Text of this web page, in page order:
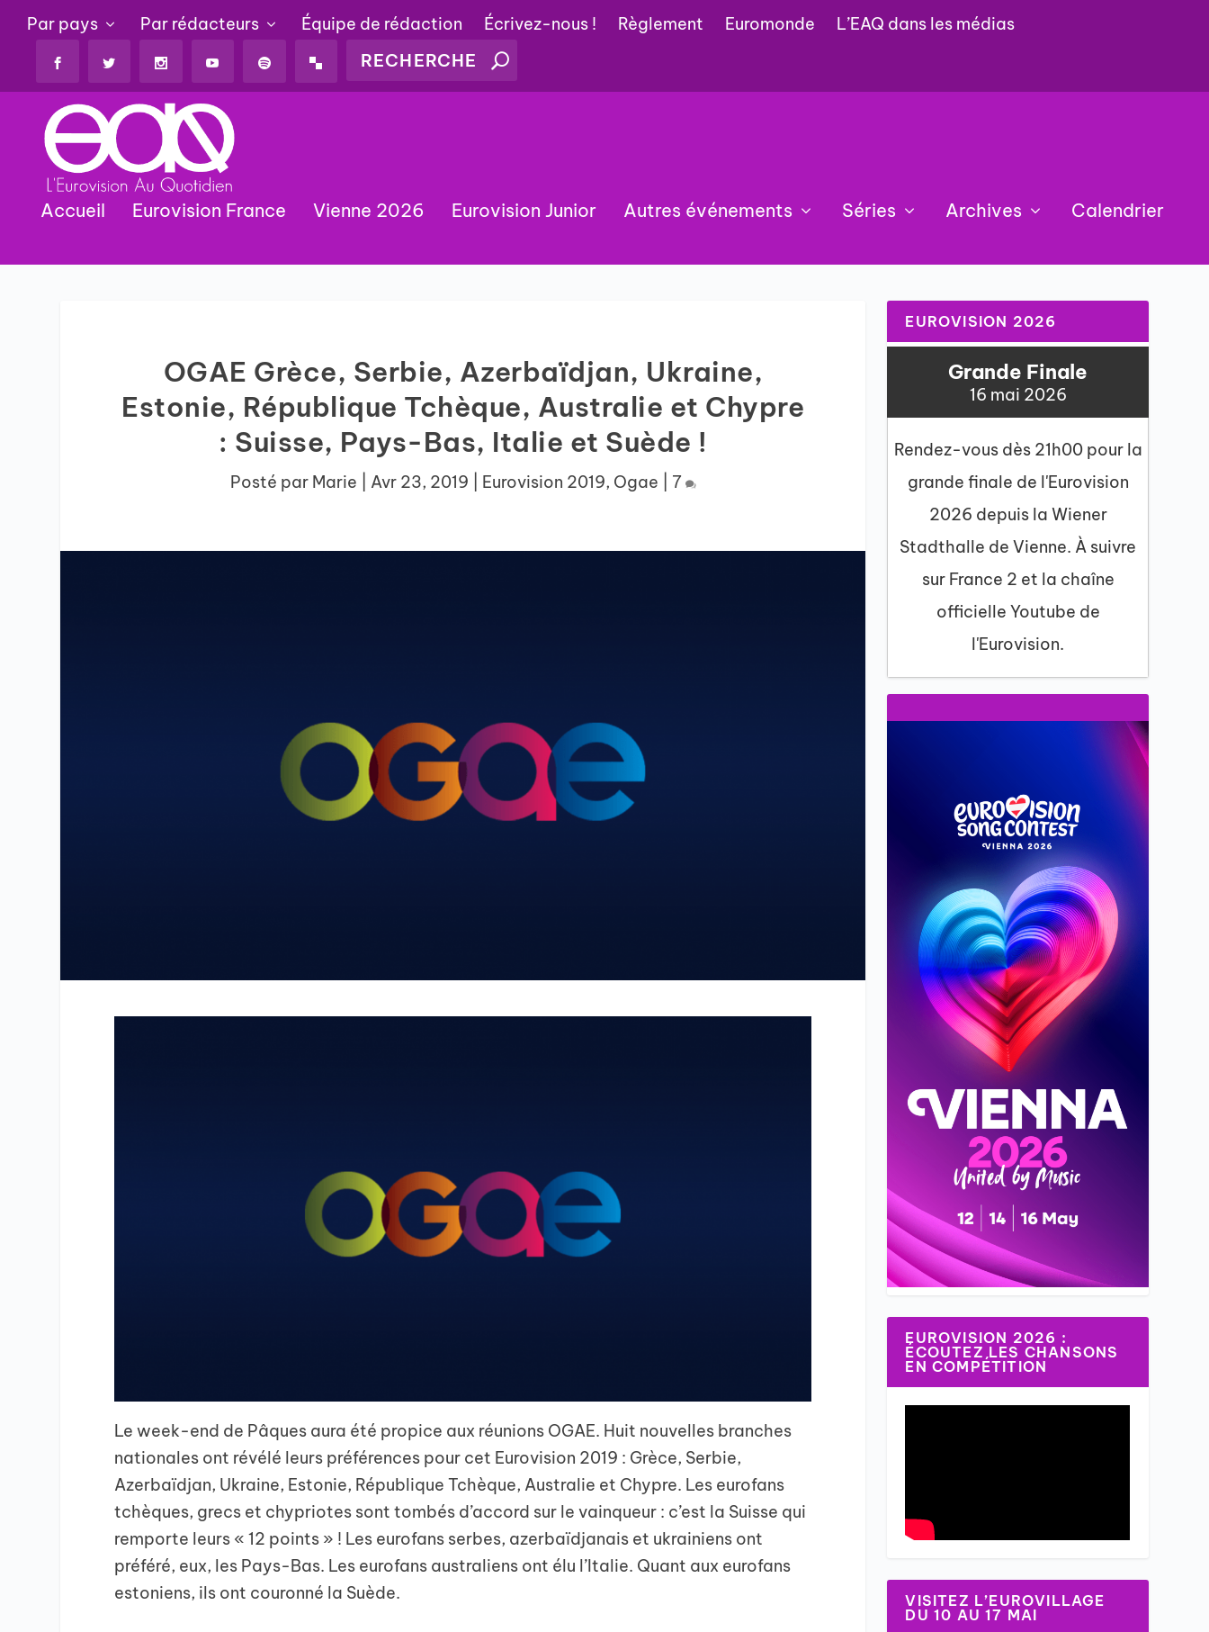
Par pays Par rédacteurs Équipe de rédaction Écrivez-nous ! Règlement Euromonde L’EAQ dans les médias
Accueil Eurovision France Vienne 2026 Eurovision Junior Autres événements Séries Archives Calendrier
OGAE Grèce, Serbie, Azerbaïdjan, Ukraine,
Estonie, République Tchèque, Australie et Chypre
: Suisse, Pays-Bas, Italie et Suède !
Posté par Marie Avr 23, 2019 Eurovision 2019, Ogae 7
Le week-end de Pâques aura été propice aux réunions OGAE. Huit nouvelles branches
nationales ont révélé leurs préférences pour cet Eurovision 2019 : Grèce, Serbie,
Azerbaïdjan, Ukraine, Estonie, République Tchèque, Australie et Chypre. Les eurofans
tchèques, grecs et chypriotes sont tombés d’accord sur le vainqueur : c’est la Suisse qui
remporte leurs « 12 points » ! Les eurofans serbes, azerbaïdjanais et ukrainiens ont
préféré, eux, les Pays-Bas. Les eurofans australiens ont élu l’Italie. Quant aux eurofans
estoniens, ils ont couronné la Suède.
EUROVISION 2026
Grande Finale
16 mai 2026
Rendez-vous dès 21h00 pour la
grande finale de l'Eurovision
2026 depuis la Wiener
Stadthalle de Vienne. À suivre
sur France 2 et la chaîne
officielle Youtube de
l'Eurovision.
EUROVISION 2026 :
ÉCOUTEZ LES CHANSONS
EN COMPÉTITION
VISITEZ L’EUROVILLAGE
DU 10 AU 17 MAI